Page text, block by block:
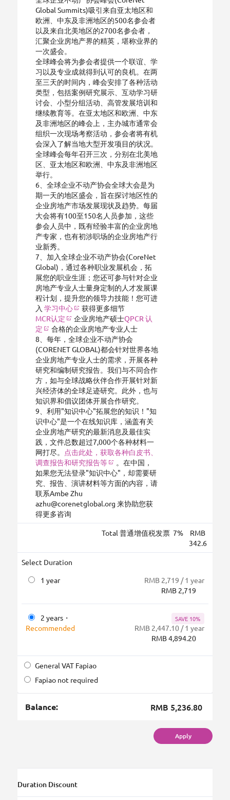
Global Summits)吸引来自亚太地区和
欧洲、中东及非洲地区的500名参会者
以及来自北美地区的2700名参会者，
汇聚企业房地产界的精英，堪称业界的
一次盛会。
全球峰会将为参会者提供一个联谊、学
习以及专业成就得到认可的良机。在两
至三天的时间内，峰会安排了各种活动
类型，包括案例研究展示、互动学习研
讨会、小型分组活动、高管发展培训和
继续教育等。在亚太地区和欧洲、中东
及非洲地区的峰会上，主办城市通常会
组织一次现场考察活动，参会者将有机
会深入了解当地大型开发项目的状况。
全球峰会每年召开三次，分别在北美地
区、亚太地区和欧洲、中东及非洲地区
举行。
6、全球企业不动产协会全球大会是为
期一天的地区盛会，旨在探讨地区性的
企业房地产市场发展现状及趋势。每届
大会将有100至150名人员参加，这些
参会人员中，既有经验丰富的企业房地
产专家，也有初涉职场的企业房地产行
业新秀。
7、加入全球企业不动产协会(CoreNet
Global)，通过各种职业发展机会，拓
展您的职业生涯；您还可参与针对企业
房地产专业人士量身定制的人才发展课
程计划，提升您的领导力技能！您可进
入学习中心
获得更多细节
MCR认定
企业房地产硕士QPCR 认
定
合格的企业房地产专业人士
8、每年，全球企业不动产协会
(CORENET GLOBAL)都会针对世界各地
企业房地产专业人士的需求，开展各种
研究和编制研究报告。我们与不同合作
方，如与全球战略伙伴合作开展针对新
兴经济体的全球足迹研究。此外，也与
知识界和倡议团体开展合作研究。
9、利用"知识中心"拓展您的知识！"知
识中心"是一个在线知识库，涵盖有关
企业房地产研究的最新消息及最佳实
践，文件总数超过7,000个各种材料一
网打尽。 点击此处，获取各种白皮书、
调查报告和研究报告等
。在中国，
如果您无法登录"知识中心"，却需要研
究、报告、演讲材料等方面的内容，请
联系Ambe Zhu
azhu@corenetglobal.org 来协助您获
得更多咨询
Total 普通增值税发票 7%
RMB
342.6
Select Duration
1 year
RMB 2,719 / 1 year
RMB 2,719
2 years・
Recommended
SAVE 10%
RMB 2,447.10 / 1 year
RMB 4,894.20
General VAT Fapiao
Fapiao not required
Balance: RMB 5,236.80
Apply
Duration Discount